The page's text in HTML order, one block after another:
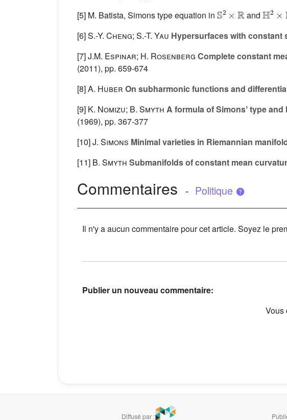
[5] M. Batista, Simons type equation in
S2
and
2
[6]S.-Y. Cheng; S.-T. Yau Hypersurfaces with constant
[7]J.M. Espinar; H. Rosenberg Complete constant
(2011), pp. 659-674
[8]A. Huber On subharmonic functions and
[9] K. Nomizu; B. Smyth A formula of Simonsʼ type
(1969), pp. 367-377
[10]J. Simons Minimal varieties in Riemannian
[11] B. Smyth Submanifolds of constant mean
Commentaires - Politique
Il n'y a aucun commentaire pour cet article. Soyez le
Publier un nouveau commentaire:
Vous
Diffusé par :